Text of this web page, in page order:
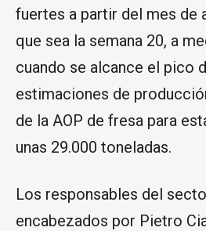
fuertes a partir del mes de
que sea la semana 20, a
cuando se alcance el pico
estimaciones de
de la AOP de fresa para
unas 29.000 toneladas.
Los responsables del
encabezados por Pietro